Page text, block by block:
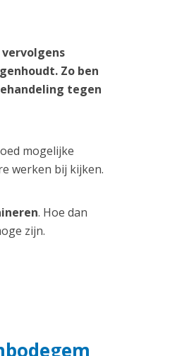
Zo ben
tegen
mogelijke
werken bij kijken.
. Hoe dan
zijn.